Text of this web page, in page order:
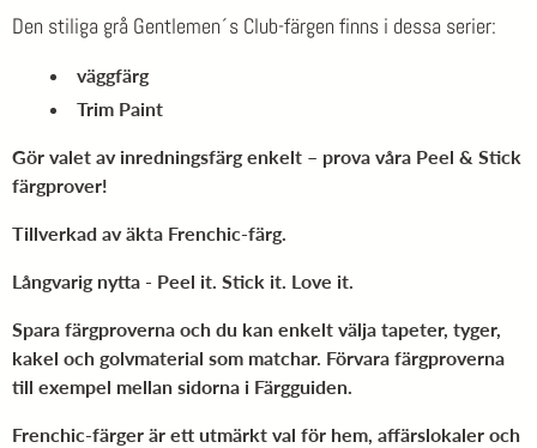
Den stiliga grå Gentlemen´s Club-färgen finns i dessa serier:
väggfärg
Trim Paint
Gör valet av inredningsfärg enkelt – prova våra Peel & Stick
färgprover!
Tillverkad av äkta Frenchic-färg.
Långvarig nytta - Peel it. Stick it. Love it.
Spara färgproverna och du kan enkelt välja tapeter, tyger,
kakel och golvmaterial som matchar. Förvara färgproverna
till exempel mellan sidorna i Färgguiden.
Frenchic-färger är ett utmärkt val för hem, affärslokaler och